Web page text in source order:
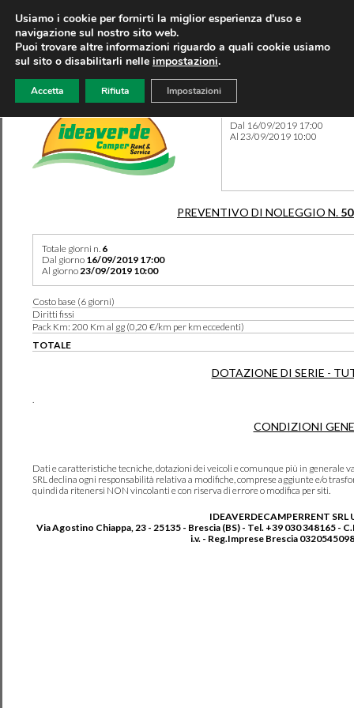
Dal 16/09/2019 17:00
Al 23/09/2019 10:00
PREVENTIVO DI NOLEGGIO N.
Totale giorni n. 6
Dal giorno 16/09/2019 17:00
Al giorno23/09/2019 10:00
Costo base (6 giorni)
Diritti fissi
Pack Km: 200 Km al gg (0,20 €/km per km eccedenti)
TOTALE
DOTAZIONE DI SERIE -
.
CONDIZIONI
Dati e caratteristiche tecniche, dotazioni dei veicoli e comunque più in generale
SRL declina ogni responsabilità relativa a modifiche, comprese aggiunte e/o
quindi da ritenersi NON vincolanti e con riserva di errore o modifica per siti.
IDEAVERDECAMPERRENT SRL
Via Agostino Chiappa, 23 - 25135 - Brescia (BS) - Tel. +39 030 348165 -
i.v. - Reg.Imprese Brescia
Usiamo i cookie per fornirti la miglior esperienza d'uso e
navigazione sul nostro sito web.
Puoi trovare altre informazioni riguardo a quali cookie usiamo
sul sito o disabilitarli nelle impostazioni.
Accetta Rifiuta Impostazioni